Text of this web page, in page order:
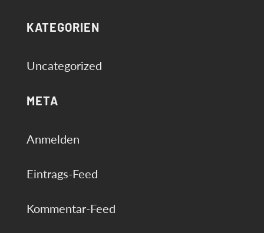
KATEGORIEN
Uncategorized
META
Anmelden
Eintrags-Feed
Kommentar-Feed